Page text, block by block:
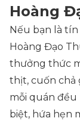
Hoàng
Nếu bạn là
Hoàng Đạo
thưởng thức
thịt, cuốn chả
mỗi quán
biệt, hứa hẹn